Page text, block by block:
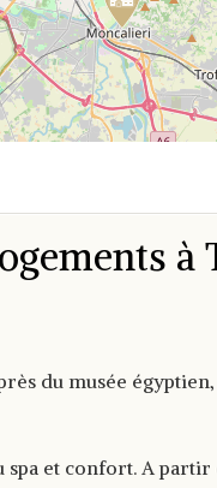
à
du musée
spa et confort. A